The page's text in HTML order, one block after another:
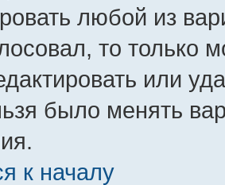
любой из
то только
или
было менять
к началу